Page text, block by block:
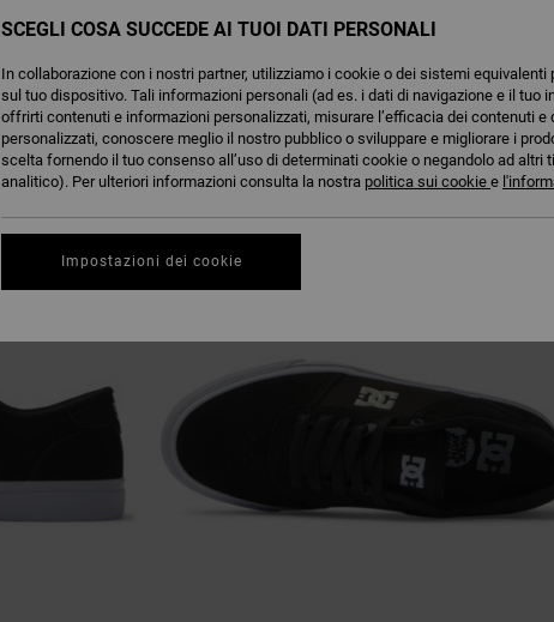
SCEGLI COSA SUCCEDE AI TUOI DATI PERSONALI
In collaborazione con i nostri partner, utilizziamo i cookie o dei sistemi
sul tuo dispositivo. Tali informazioni personali (ad es. i dati di navigazione e il tuo
offrirti contenuti e informazioni personalizzati, misurare l’efficacia dei contenuti
personalizzati, conoscere meglio il nostro pubblico o sviluppare e migliorare i
scelta fornendo il tuo consenso all’uso di determinati cookie o negandolo ad
analitico). Per ulteriori informazioni consulta la nostra politica sui cookie e
Impostazioni dei cookie